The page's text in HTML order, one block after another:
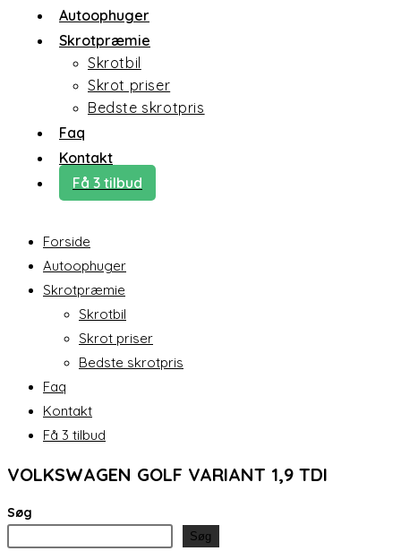
Autoophuger
Skrotpræmie
Skrotbil
Skrot priser
Bedste skrotpris
Faq
Kontakt
Få 3 tilbud
Forside
Autoophuger
Skrotpræmie
Skrotbil
Skrot priser
Bedste skrotpris
Faq
Kontakt
Få 3 tilbud
VOLKSWAGEN GOLF VARIANT 1,9 TDI
Søg
Søg